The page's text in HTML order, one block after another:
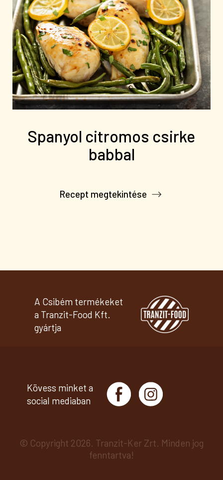
Spanyol citromos csirke
babbal
Recept megtekintése
Kövess minket a
social mediaban
A Csibém termékeket
a Tranzit-Food Kft.
gyártja
© Copyright 2026. Tranzit-Ker Zrt. Minden jog
fenntartva!